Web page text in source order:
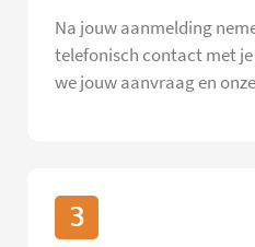
Na jouw aanmelding
telefonisch contact met
we jouw aanvraag en
3